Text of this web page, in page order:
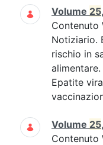
Volume 25
Contenuto
Notiziario.
rischio in
Epatite
Volume 25
Contenuto